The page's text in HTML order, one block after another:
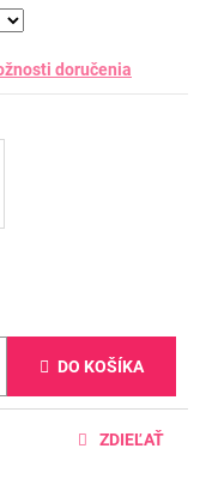
doručenia
DO KOŠÍKA
ZDIEĽAŤ